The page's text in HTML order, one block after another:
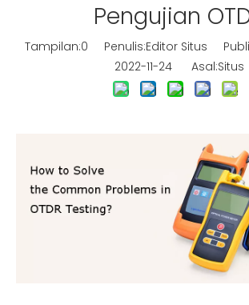
Pengujian
Tampilan:0 Penulis:Editor Situs
2022-11-24 Asal:Situs